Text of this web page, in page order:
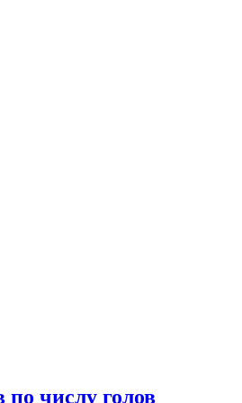
числу голов